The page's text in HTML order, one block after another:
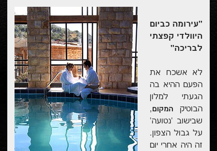
"עירומה כביום
היוולדי קפצתי
לבריכה"
לא אשכח את
הפעם ההיא בה
הגעתי למלון
הבוטיק
המקום,
שבישוב 'נטועה'
על גבול הצפון.
זה היה אחרי יום